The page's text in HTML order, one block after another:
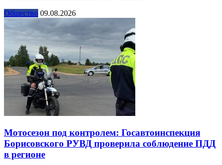
Общество 09.08.2026
Мотосезон под контролем: Госавтоинспекция
Борисовского РУВД проверила соблюдение ПДД
в регионе